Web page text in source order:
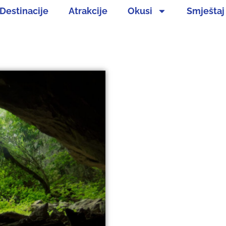
Destinacije Atrakcije Okusi Smještaj